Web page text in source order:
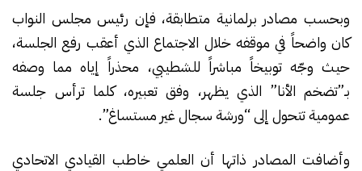
وبحسب مصادر برلمانية متطابقة، فإن رئيس مجلس النواب
كان واضحاً في موقفه خلال الاجتماع الذي أعقب رفع الجلسة،
حيث وجّه توبيخاً مباشراً للشطيبي، محذراً إياه مما وصفه
بـ”تضخم الأنا” الذي يظهر، وفق تعبيره، كلما ترأس جلسة
عمومية تتحول إلى “ورشة سجال غير مستساغ”.
وأضافت المصادر ذاتها أن العلمي خاطب القيادي الاتحادي